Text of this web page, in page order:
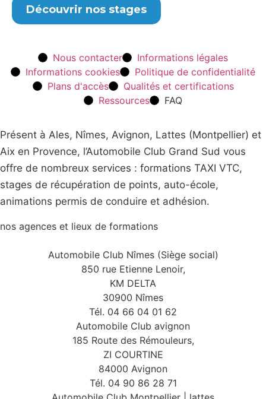
Découvrir nos stages
Nous contacter
Informations légales
Informations cookies
Politique de confidentialité
Plans d'accès
Qualités et certifications
Ressources
FAQ
Présent à Ales, Nîmes, Avignon, Lattes (Montpellier) et
Aix en Provence, l’Automobile Club Grand Sud vous
offre de nombreux services : formations TAXI VTC,
stages de récupération de points, auto-école,
animations permis de conduire et adhésion.
nos agences et lieux de formations
Automobile Club Nîmes (Siège social)
850 rue Etienne Lenoir,
KM DELTA
30900 Nîmes
Tél. 04 66 04 01 62
Automobile Club avignon
185 Route des Rémouleurs,
ZI COURTINE
84000 Avignon
Tél. 04 90 86 28 71